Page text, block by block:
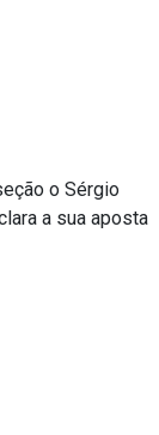
o Sérgio
a sua aposta